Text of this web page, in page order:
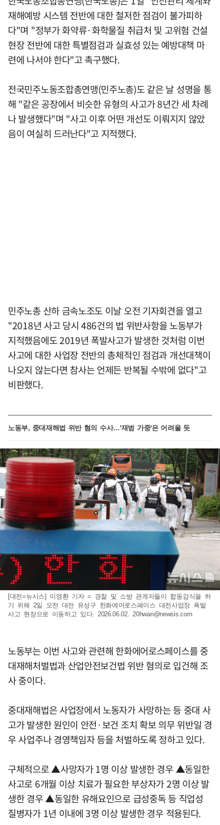
재해예방 시스템 전반에 대한 철저한 점검이 불가피하
다"며 "정부가 화약류·화학물질 취급처 및 고위험 건설
현장 전반에 대한 특별점검과 실효성 있는 예방대책 마
련에 나서야 한다"고 촉구했다.
전국민주노동조합총연맹(민주노총)도 같은 날 성명을 통
해 "같은 공장에서 비슷한 유형의 사고가 8년간 세 차례
나 발생했다"며 "사고 이후 어떤 개선도 이뤄지지 않았
음이 여실히 드러난다"고 지적했다.
민주노총 산하 금속노조도 이날 오전 기자회견을 열고
"2018년 사고 당시 486건의 법 위반사항을 노동부가
지적했음에도 2019년 폭발사고가 발생한 것처럼 이번
사고에 대한 사업장 전반의 총체적인 점검과 개선대책이
나오지 않는다면 참사는 언제든 반복될 수밖에 없다"고
비판했다.
노동부, 중대재해법 위반 혐의 수사…'재범 가중'은 어려울 듯
[대전=뉴시스] 이영환 기자 = 경찰 및 소방 관계자들이 합동감식을 하
기 위해 2일 오전 대전 유성구 한화에어로스페이스 대전사업장 폭발
사고 현장으로 이동하고 있다. 2026.06.02. 20hwan@newsis.com
노동부는 이번 사고와 관련해 한화에어로스페이스를 중
대재해처벌법과 산업안전보건법 위반 혐의로 입건해 조
사 중이다.
중대재해법은 사업장에서 노동자가 사망하는 등 중대 사
고가 발생한 원인이 안전·보건 조치 확보 의무 위반일 경
우 사업주나 경영책임자 등을 처벌하도록 정하고 있다.
구체적으로 ▲사망자가 1명 이상 발생한 경우 ▲동일한
사고로 6개월 이상 치료가 필요한 부상자가 2명 이상 발
생한 경우 ▲동일한 유해요인으로 급성중독 등 직업성
질병자가 1년 이내에 3명 이상 발생한 경우 적용된다.